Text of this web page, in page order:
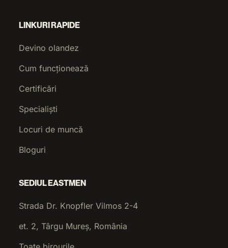
LINKURI RAPIDE
Devino olandez
Cum funcționează
Certificări
Specialiști
Locuri de muncă
Bloguri
SEDIUL EASTMEN
Strada Dr. Knopfler Vilmos 2-4
et. 2, Târgu Mureș, România